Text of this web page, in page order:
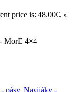
price is: 48.00€. s
MorE 4×4
pásy, Navijáky -